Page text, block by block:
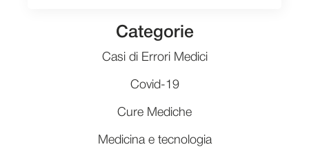
Categorie
Casi di Errori Medici
Covid-19
Cure Mediche
Medicina e tecnologia